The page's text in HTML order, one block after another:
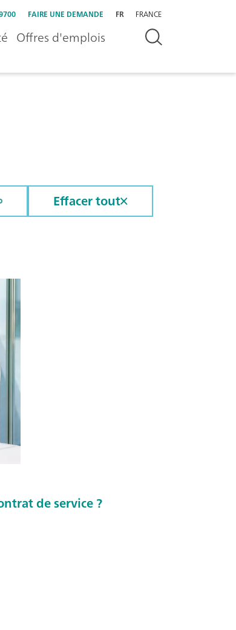
FAIRE UNE DEMANDE FR FRANCE
Offres d'emplois
Effacer tout
de service ?